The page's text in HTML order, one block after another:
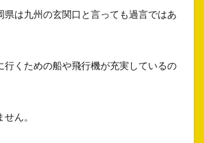
県は九州の玄関口と言っても過言ではあ
行くための船や飛行機が充実しているの
ん。